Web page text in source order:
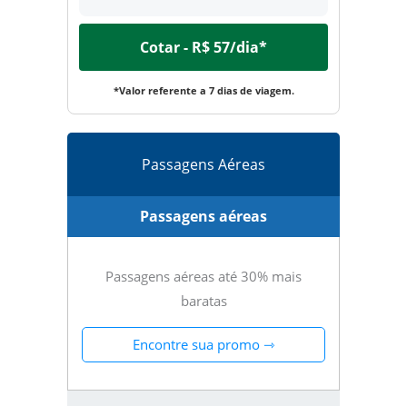
Cotar - R$ 57/dia*
*Valor referente a 7 dias de viagem.
Passagens Aéreas
Passagens aéreas
Passagens aéreas até 30% mais
baratas
Encontre sua promo ⇾